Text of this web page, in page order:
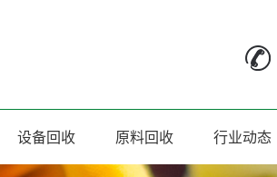
设备回收 原料回收 行业动态